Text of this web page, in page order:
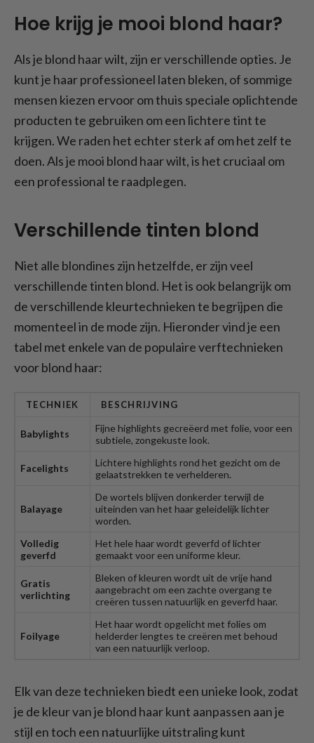
Hoe krijg je mooi blond haar?
Als je blond haar wilt, zijn er verschillende opties. Je
kunt je haar professioneel laten bleken, of sommige
mensen kiezen ervoor om thuis speciale oplichtende
producten te gebruiken om een lichtere tint te
krijgen. We raden het echter sterk af om het zelf te
doen. Als je mooi blond haar wilt, is het cruciaal om
een professional te raadplegen.
Verschillende tinten blond
Niet alle blondines zijn hetzelfde, er zijn veel
verschillende tinten blond. Het is ook belangrijk om
de verschillende kleurtechnieken te begrijpen die
momenteel in de mode zijn. Hieronder vind je een
tabel met enkele van de populaire verftechnieken
voor blond haar:
TECHNIEK BESCHRIJVING
Babylights
Fijne highlights gecreëerd met folie, voor een
subtiele, zongekuste look.
Facelights
Lichtere highlights rond het gezicht om de
gelaatstrekken te verhelderen.
Balayage
De wortels blijven donkerder terwijl de
uiteinden van het haar geleidelijk lichter
worden.
Volledig
geverfd
Het hele haar wordt geverfd of lichter
gemaakt voor een uniforme kleur.
Gratis
verlichting
Bleken of kleuren wordt uit de vrije hand
aangebracht om een zachte overgang te
creëren tussen natuurlijk en geverfd haar.
Foilyage
Het haar wordt opgelicht met folies om
helderder lengtes te creëren met behoud
van een natuurlijk verloop.
Elk van deze technieken biedt een unieke look, zodat
je de kleur van je blond haar kunt aanpassen aan je
stijl en toch een natuurlijke uitstraling kunt